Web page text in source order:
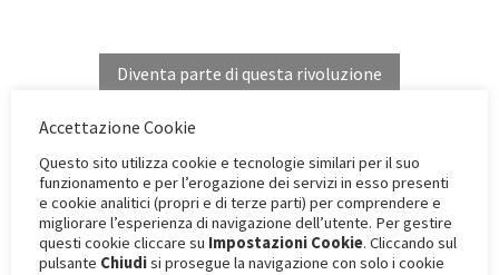
Diventa parte di questa rivoluzione
Accettazione Cookie
Questo sito utilizza cookie e tecnologie similari per il suo
funzionamento e per l’erogazione dei servizi in esso presenti
e cookie analitici (propri e di terze parti) per comprendere e
migliorare l’esperienza di navigazione dell’utente. Per gestire
questi cookie cliccare su Impostazioni Cookie. Cliccando sul
pulsante Chiudisi prosegue la navigazione con solo i cookie